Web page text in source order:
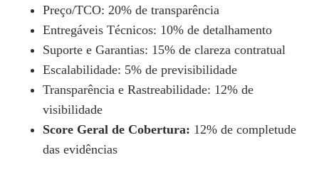
Preço/TCO: 20% de transparência
Entregáveis Técnicos: 10% de detalhamento
Suporte e Garantias: 15% de clareza contratual
Escalabilidade: 5% de previsibilidade
Transparência e Rastreabilidade: 12% de
visibilidade
Score Geral de Cobertura: 12% de completude
das evidências